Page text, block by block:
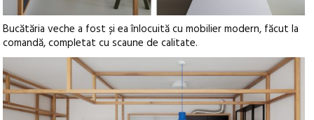
Bucătăria veche a fost și ea înlocuită cu mobilier modern, făcut la
comandă, completat cu scaune de calitate.